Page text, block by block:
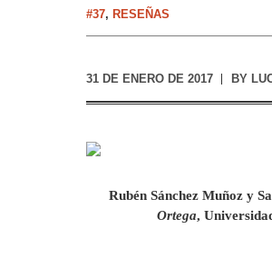
#37, RESEÑAS
31 DE ENERO DE 2017 BY
Rubén Sánchez Muñoz y
Ortega,